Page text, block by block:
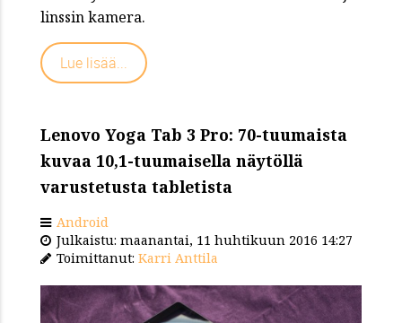
linssin kamera.
Lue lisää...
Lenovo Yoga Tab 3 Pro: 70-tuumaista
kuvaa 10,1-tuumaisella näytöllä
varustetusta tabletista
Android
Julkaistu: maanantai, 11 huhtikuun 2016 14:27
Toimittanut: Karri Anttila